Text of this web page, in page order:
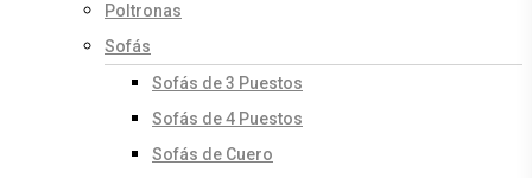
Poltronas
Sofás
Sofás de 3 Puestos
Sofás de 4 Puestos
Sofás de Cuero